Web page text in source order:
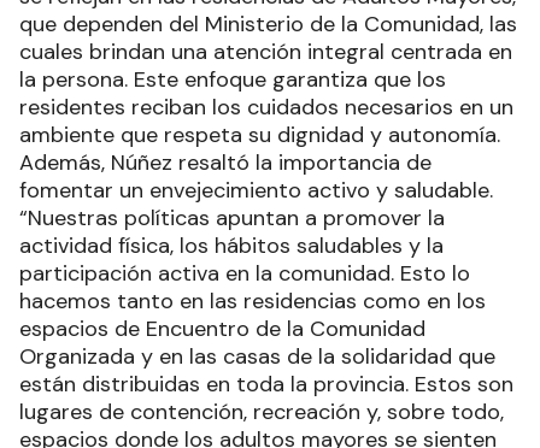
que dependen del Ministerio de la Comunidad, las
cuales brindan una atención integral centrada en
la persona. Este enfoque garantiza que los
residentes reciban los cuidados necesarios en un
ambiente que respeta su dignidad y autonomía.
Además, Núñez resaltó la importancia de
fomentar un envejecimiento activo y saludable.
“Nuestras políticas apuntan a promover la
actividad física, los hábitos saludables y la
participación activa en la comunidad. Esto lo
hacemos tanto en las residencias como en los
espacios de Encuentro de la Comunidad
Organizada y en las casas de la solidaridad que
están distribuidas en toda la provincia. Estos son
lugares de contención, recreación y, sobre todo,
espacios donde los adultos mayores se sienten